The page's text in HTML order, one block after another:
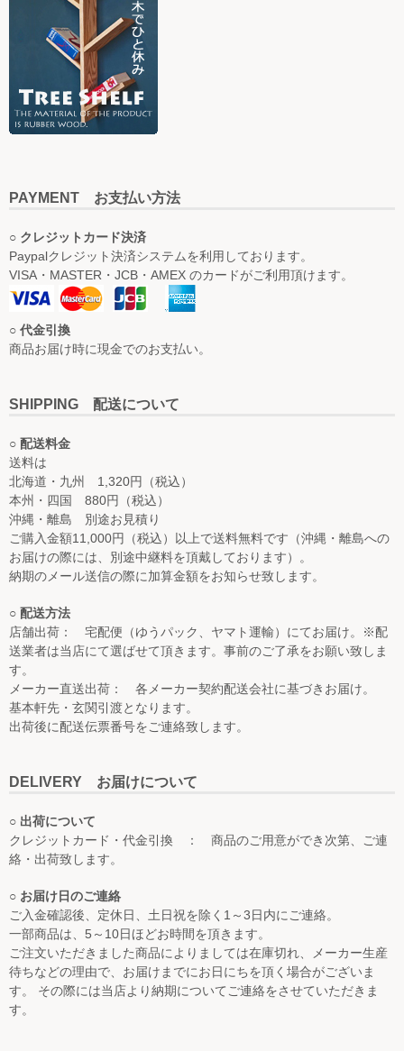
PAYMENT お支払い方法
○ クレジットカード決済
Paypalクレジット決済システムを利用しております。
VISA・MASTER・JCB・AMEX のカードがご利用頂けます。
○ 代金引換
商品お届け時に現金でのお支払い。
SHIPPING 配送について
○ 配送料金
送料は
北海道・九州 1,320円（税込）
本州・四国 880円（税込）
沖縄・離島 別途お見積り
ご購入金額11,000円（税込）以上で送料無料です（沖縄・離島への
お届けの際には、別途中継料を頂戴しております）。
納期のメール送信の際に加算金額をお知らせ致します。
○ 配送方法
店舗出荷： 宅配便（ゆうパック、ヤマト運輸）にてお届け。※配
送業者は当店にて選ばせて頂きます。事前のご了承をお願い致しま
す。
メーカー直送出荷： 各メーカー契約配送会社に基づきお届け。
基本軒先・玄関引渡となります。
出荷後に配送伝票番号をご連絡致します。
DELIVERY お届けについて
○ 出荷について
クレジットカード・代金引換 ： 商品のご用意ができ次第、ご連
絡・出荷致します。
○ お届け日のご連絡
ご入金確認後、定休日、土日祝を除く1～3日内にご連絡。
一部商品は、5～10日ほどお時間を頂きます。
ご注文いただきました商品によりましては在庫切れ、メーカー生産
待ちなどの理由で、お届けまでにお日にちを頂く場合がございま
す。 その際には当店より納期についてご連絡をさせていただきま
す。